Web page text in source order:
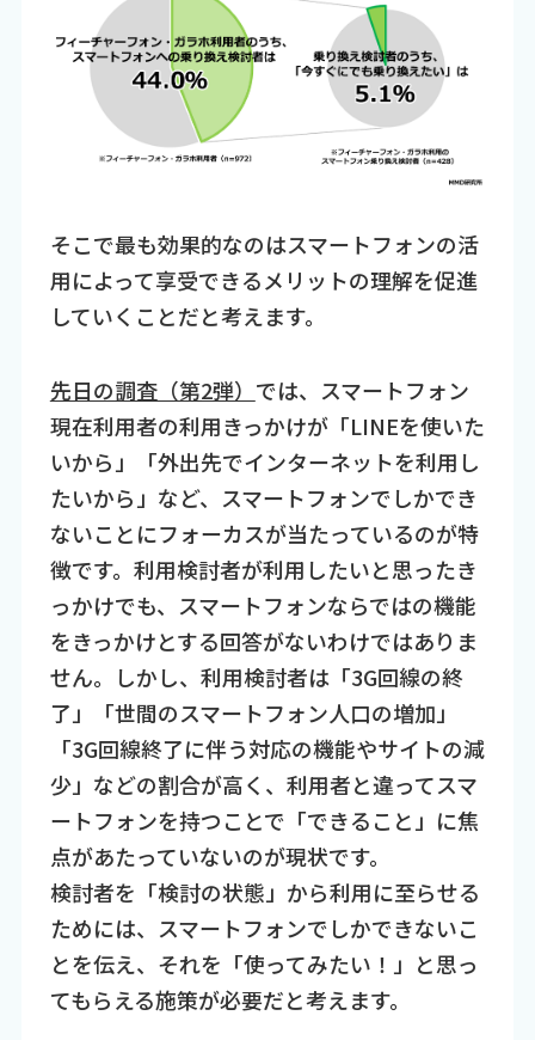
そこで最も効果的なのはスマートフォンの活
用によって享受できるメリットの理解を促進
していくことだと考えます。
先日の調査（第2弾） では、スマートフォン
現在利用者の利用きっかけが「LINEを使いた
いから」「外出先でインターネットを利用し
たいから」など、スマートフォンでしかでき
ないことにフォーカスが当たっているのが特
徴です。利用検討者が利用したいと思ったき
っかけでも、スマートフォンならではの機能
をきっかけとする回答がないわけではありま
せん。しかし、利用検討者は「3G回線の終
了」「世間のスマートフォン人口の増加」
「3G回線終了に伴う対応の機能やサイトの減
少」などの割合が高く、利用者と違ってスマ
ートフォンを持つことで「できること」に焦
点があたっていないのが現状です。
検討者を「検討の状態」から利用に至らせる
ためには、スマートフォンでしかできないこ
とを伝え、それを「使ってみたい！」と思っ
てもらえる施策が必要だと考えます。